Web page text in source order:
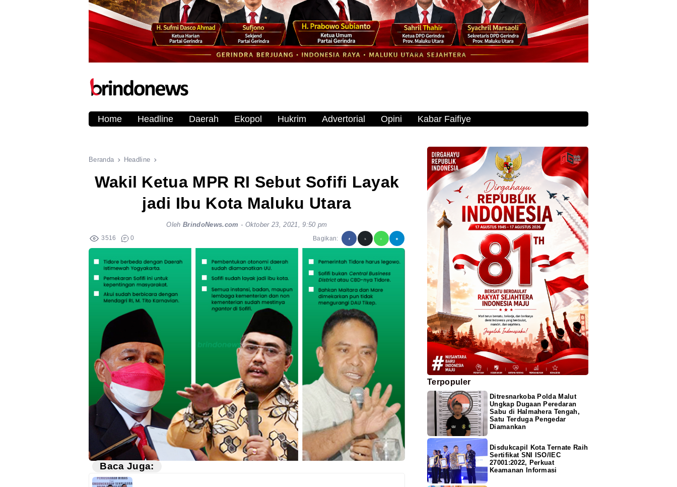
Home Headline Daerah Ekopol Hukrim Advertorial Opini Kabar Faifiye
Beranda Headline
Wakil Ketua MPR RI Sebut Sofifi Layak
jadi Ibu Kota Maluku Utara
OlehBrindoNews.com - Oktober 23, 2021, 9:50 pm
3516 0 Bagikan:
Baca Juga:
Terpopuler
Ditresnarkoba Polda Malut
Ungkap Dugaan Peredaran
Sabu di Halmahera Tengah,
Satu Terduga Pengedar
Diamankan
Disdukcapil Kota Ternate Raih
Sertifikat SNI ISO/IEC
27001:2022, Perkuat
Keamanan Informasi